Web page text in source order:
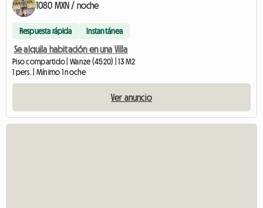
1080 MXN / noche
Respuesta rápida Instantánea
Se alquila habitación en una Villa
Piso compartido | Wanze (4520) | 13 M2
1 pers. | Mínimo 1 noche
Ver anuncio